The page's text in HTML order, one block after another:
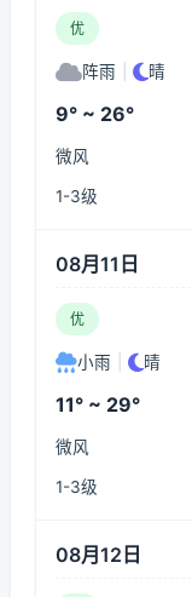
优
阵雨 晴
9° ~ 26°
微风
1-3级
08月11日
优
小雨 晴
11° ~ 29°
微风
1-3级
08月12日